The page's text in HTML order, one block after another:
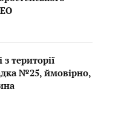
території
№25, ймовірно,